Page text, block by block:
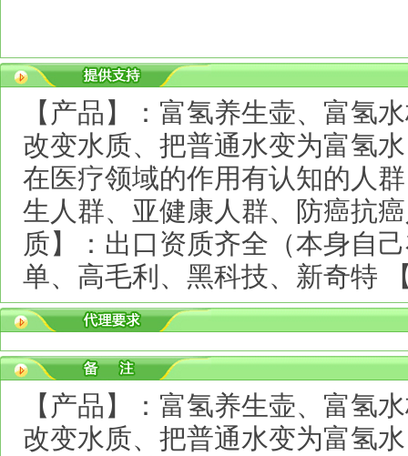
【产品】：富氢养生壶、富氢
改变水质、把普通水变为富氢
在医疗领域的作用有认知的人
生人群、亚健康人群、防癌抗
质】：出口资质齐全（本身自
单、高毛利、黑科技、新奇特
【产品】：富氢养生壶、富氢
改变水质、把普通水变为富氢